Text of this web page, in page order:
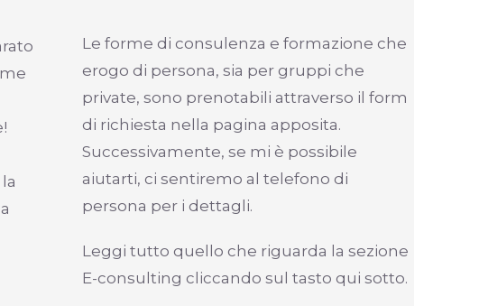
Le forme di consulenza e formazione che
erogo di persona, sia per gruppi che
private, sono prenotabili attraverso il form
di richiesta nella pagina apposita.
Successivamente, se mi è possibile
aiutarti, ci sentiremo al telefono di
persona per i dettagli.
Leggi tutto quello che riguarda la sezione
E-consulting cliccando sul tasto qui sotto.